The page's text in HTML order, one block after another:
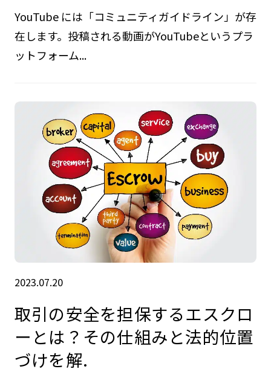
YouTube には「コミュニティガイドライン」が存
在します。投稿される動画がYouTubeというプラ
ットフォーム...
2023.07.20
取引の安全を担保するエスクロ
ーとは？その仕組みと法的位置
づけを解.